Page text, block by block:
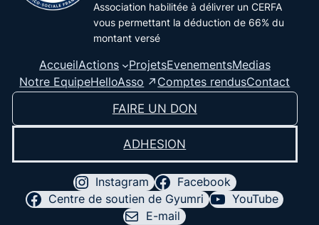
Association habilitée à délivrer un CERFA
vous permettant la déduction de 66% du
montant versé
AccueilActions ProjetsEvenementsMedias
Notre EquipeHelloAsso Comptes rendusContact
FAIRE UN DON
ADHESION
Instagram
Facebook
Centre de soutien de Gyumri
YouTube
E-mail